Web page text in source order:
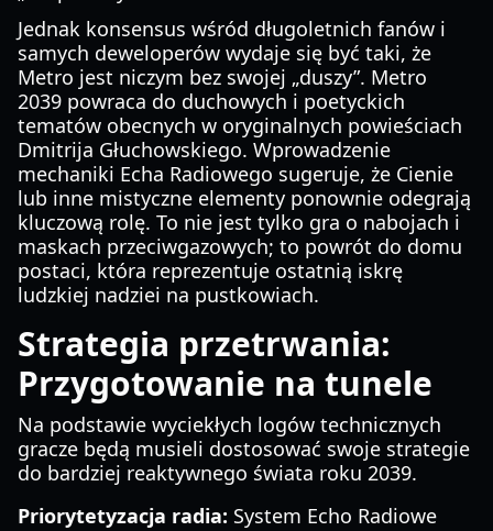
Jednak konsensus wśród długoletnich fanów i
samych deweloperów wydaje się być taki, że
Metro jest niczym bez swojej „duszy”. Metro
2039 powraca do duchowych i poetyckich
tematów obecnych w oryginalnych powieściach
Dmitrija Głuchowskiego. Wprowadzenie
mechaniki Echa Radiowego sugeruje, że Cienie
lub inne mistyczne elementy ponownie odegrają
kluczową rolę. To nie jest tylko gra o nabojach i
maskach przeciwgazowych; to powrót do domu
postaci, która reprezentuje ostatnią iskrę
ludzkiej nadziei na pustkowiach.
Strategia przetrwania:
Przygotowanie na tunele
Na podstawie wyciekłych logów technicznych
gracze będą musieli dostosować swoje strategie
do bardziej reaktywnego świata roku 2039.
Priorytetyzacja radia: System Echo Radiowe